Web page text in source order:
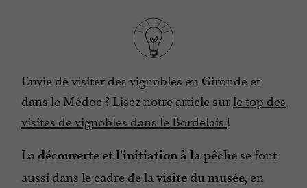
Envie de visiter des vignobles en Gironde et
dans le Médoc ? Lisez notre article surle top des
visites de vignobles dans le Bordelais !
La découverte et l’initiation à la pêche se font
aussi dans le cadre de la visite du musée, en